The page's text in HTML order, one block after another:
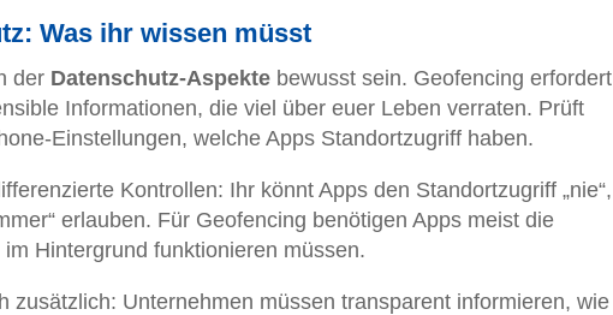
Was ihr wissen müsst
der Datenschutz-Aspekte bewusst sein. Geofencing erfordert
Informationen, die viel über euer Leben verraten. Prüft
Einstellungen, welche Apps Standortzugriff haben.
Kontrollen: Ihr könnt Apps den Standortzugriff „nie“,
erlauben. Für Geofencing benötigen Apps meist die
Hintergrund funktionieren müssen.
zusätzlich: Unternehmen müssen transparent informieren, wie